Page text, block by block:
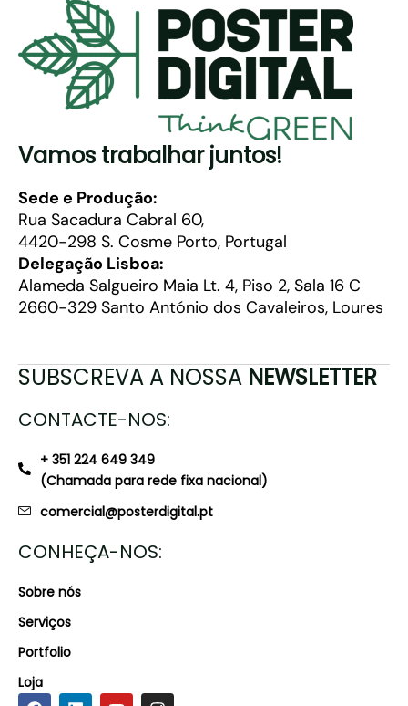
Vamos trabalhar juntos!
Sede e Produção:
Rua Sacadura Cabral 60,
4420-298 S. Cosme Porto, Portugal
Delegação Lisboa:
Alameda Salgueiro Maia Lt. 4, Piso 2, Sala 16 C
2660-329 Santo António dos Cavaleiros, Loures
SUBSCREVA A NOSSA NEWSLETTER
CONTACTE-NOS:
+ 351 224 649 349
(Chamada para rede fixa nacional)
comercial@posterdigital.pt
CONHEÇA-NOS:
Sobre nós
Serviços
Portfolio
Loja